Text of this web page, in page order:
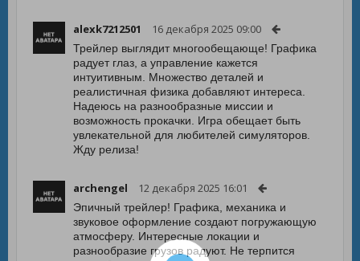
alexk7212501 16 декабря 2025 09:00
Трейлер выглядит многообещающе! Графика
радует глаз, а управление кажется
интуитивным. Множество деталей и
реалистичная физика добавляют интереса.
Надеюсь на разнообразные миссии и
возможность прокачки. Игра обещает быть
увлекательной для любителей симуляторов.
Жду релиза!
archengel 12 декабря 2025 16:01
Эпичный трейлер! Графика, механика и
звуковое оформление создают погружающую
атмосферу. Интересные локации и
разнообразие грузов радуют. Не терпится